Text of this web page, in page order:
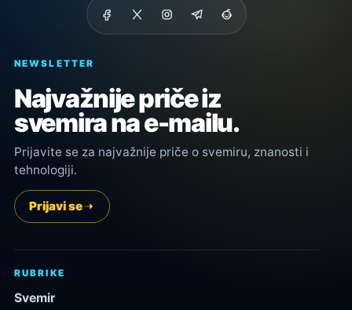
NEWSLETTER
Najvažnije priče iz
svemira na e-mailu.
Prijavite se za najvažnije priče o svemiru, znanosti i
tehnologiji.
Prijavi se
RUBRIKE
Svemir